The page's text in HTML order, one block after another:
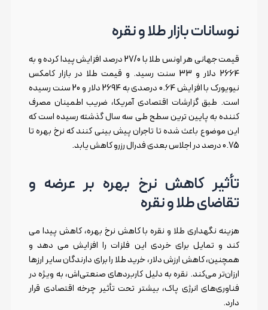
نوسانات بازار طلا و نقره
قیمت جهانی هر اونس طلا با 27/0 درصد افزایش پیدا کرده و به
2664 دلار و 33 سنت رسید. و قیمت طلا در بازار کامکس
نیویورک با افزایش 0.64 درصدی به 2694 دلار و 20 سنت رسیده
است. طبق گزارشات اقتصادی آمریکا، ضریب اطمینان مصرف
کننده به پایین ترین سطح طی سه سال گذشته رسیده است که
این موضوع باعث شده تا تاجران پیش بینی کنند که نرخ بهره تا
0.75 درصد در اجلاس بعدی فدرال رزرو کاهش یابد.
تأثیر کاهش نرخ بهره بر عرضه و
تقاضای طلا و نقره
هزینه نگهداری طلا و نقره با کاهش نرخ بهره، کاهش پیدا می
کند و تمایل برای خردی این فلزات را افزایش می دهد و
همچنین، کاهش ارزش دلار، خرید طلا را برای دارندگان سایر ارزها
ارزان‌تر می‌کند. نقره به دلیل کاربردهای صنعتی‌اش، به ویژه در
فناوری‌های انرژی پاک، بیشتر تحت تأثیر چرخه اقتصادی قرار
دارد.